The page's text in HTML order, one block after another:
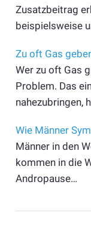
Zusatzbeitrag
beispielsweise
Zu oft Gas
Wer zu oft Gas
Problem. Das
nahezubringen,
Wie Männer
Männer in den
kommen in die
Andropause…